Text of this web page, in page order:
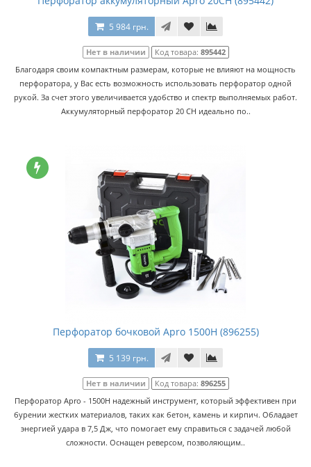
5 984 грн.
Нет в наличии Код товара: 895442
Благодаря своим компактным размерам, которые не влияют на мощность
перфоратора, у Вас есть возможность использовать перфоратор одной
рукой. За счет этого увеличивается удобство и спектр выполняемых работ.
Аккумуляторный перфоратор 20 CH идеально по..
Перфоратор бочковой Apro 1500H (896255)
5 139 грн.
Нет в наличии Код товара: 896255
Перфоратор Apro - 1500H надежный инструмент, который эффективен при
бурении жестких материалов, таких как бетон, камень и кирпич. Обладает
энергией удара в 7,5 Дж, что помогает ему справиться с задачей любой
сложности. Оснащен реверсом, позволяющим..